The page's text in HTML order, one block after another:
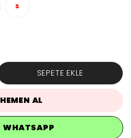
s
SEPETE EKLE
HEMEN AL
WHATSAPP